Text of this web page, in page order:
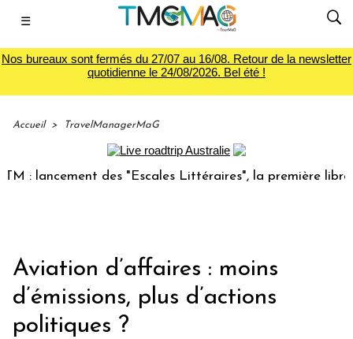
☰
Nos bureaux sont fermés du 27/07 au 16/08. Retour de la newsletter
quotidienne le 24/08/2026. Bel été !
Accueil > TravelManagerMaG
des "Escales Littéraires", la première librairie du
Aviation d’affaires : moins
d’émissions, plus d’actions
politiques ?